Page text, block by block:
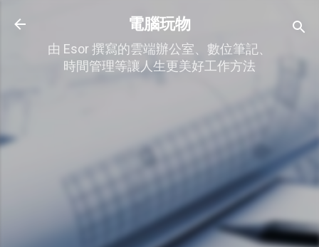
跳到主要內容
電腦玩物
由 Esor 撰寫的雲端辦公室、數位筆記、
時間管理等讓人生更美好工作方法